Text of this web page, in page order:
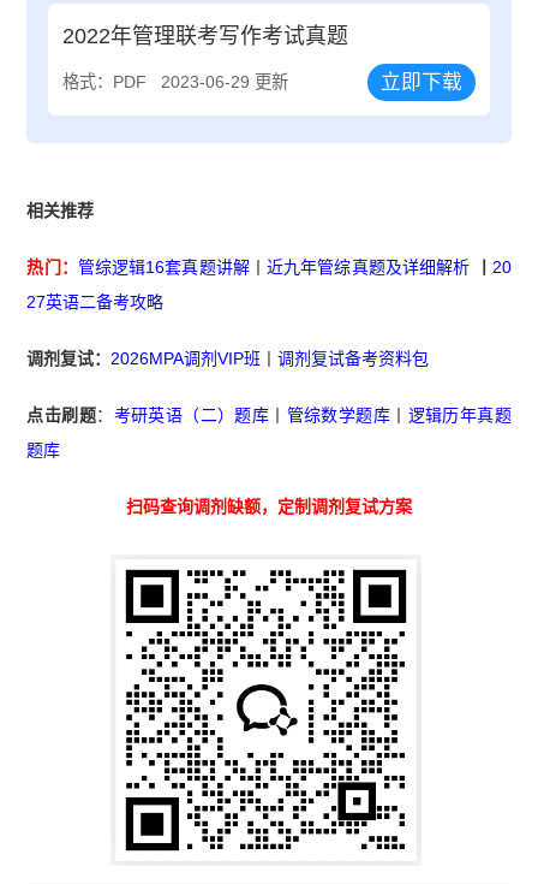
2022年管理联考写作考试真题
格式：PDF 2023-06-29 更新 立即下载
相关推荐
热门： 管综逻辑16套真题讲解丨近九年管综真题及详细解析
20
27英语二备考攻略
调剂复试： 2026MPA调剂VIP班 丨调剂复试备考资料包
点击刷题： 考研英语（二）题库 管综数学题库
逻辑历年真题
题库
扫码查询调剂缺额，定制调剂复试方案